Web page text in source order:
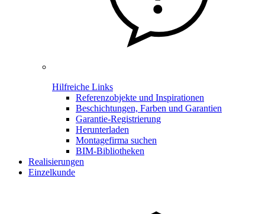
Hilfreiche Links
Referenzobjekte und Inspirationen
Beschichtungen, Farben und Garantien
Garantie-Registrierung
Herunterladen
Montagefirma suchen
BIM-Bibliotheken
Realisierungen
Einzelkunde